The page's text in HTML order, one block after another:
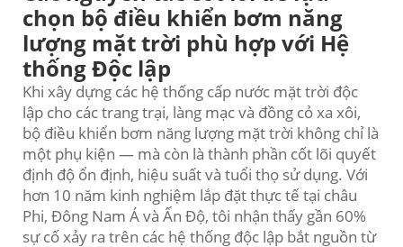
chọn bộ điều khiển bơm năng
lượng mặt trời phù hợp với Hệ
thống Độc lập
Khi xây dựng các hệ thống cấp nước mặt trời độc
lập cho các trang trại, làng mạc và đồng cỏ xa xôi,
bộ điều khiển bơm năng lượng mặt trời không chỉ là
một phụ kiện — mà còn là thành phần cốt lõi quyết
định độ ổn định, hiệu suất và tuổi thọ sử dụng. Với
hơn 10 năm kinh nghiệm lắp đặt thực tế tại châu
Phi, Đông Nam Á và Ấn Độ, tôi nhận thấy gần 60%
sự cố xảy ra trên các hệ thống độc lập bắt nguồn từ